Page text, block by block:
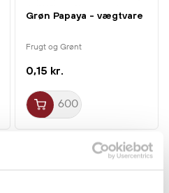
Grøn Papaya - vægtvare
Frugt og Grønt
0,15 kr.